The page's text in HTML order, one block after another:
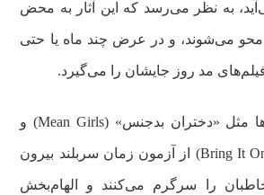
به‌ نظر می‌رسد که این آثار به محض
محو می‌شوند، و در عرض چند ماه یا حتی
مد روز جایشان را می‌گیرد.
با اینکه بعضی فیلم‌ها مثل «دختران بدجنس» (Mean Girls) و
«بچرخ تا بچرخیم» (Bring It On) از آزمون زمان سربلند بیرون
را سرگرم می‌کنند‌ و الهام‌بخش